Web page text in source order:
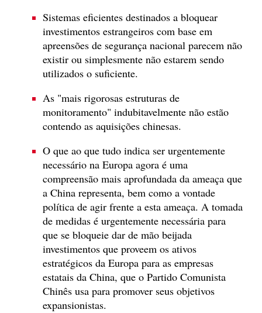
Sistemas eficientes destinados a bloquear
investimentos estrangeiros com base em
apreensões de segurança nacional parecem não
existir ou simplesmente não estarem sendo
utilizados o suficiente.
As "mais rigorosas estruturas de
monitoramento" indubitavelmente não estão
contendo as aquisições chinesas.
O que ao que tudo indica ser urgentemente
necessário na Europa agora é uma
compreensão mais aprofundada da ameaça que
a China representa, bem como a vontade
política de agir frente a esta ameaça. A tomada
de medidas é urgentemente necessária para
que se bloqueie dar de mão beijada
investimentos que proveem os ativos
estratégicos da Europa para as empresas
estatais da China, que o Partido Comunista
Chinês usa para promover seus objetivos
expansionistas.